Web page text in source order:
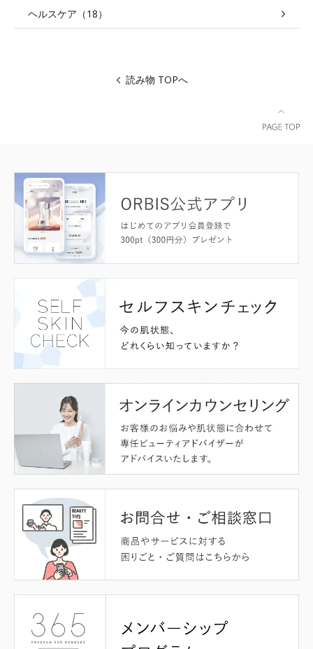
ヘルスケア（18）
読み物 TOPへ